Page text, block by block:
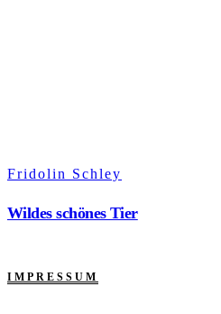
Fridolin Schley
Wildes schönes Tier
IMPRESSUM